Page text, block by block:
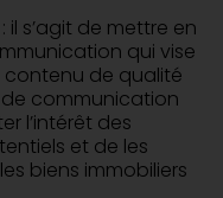
: il s’agit de mettre en
qui vise
de qualité
communication
l’intérêt des
et de les
biens immobiliers